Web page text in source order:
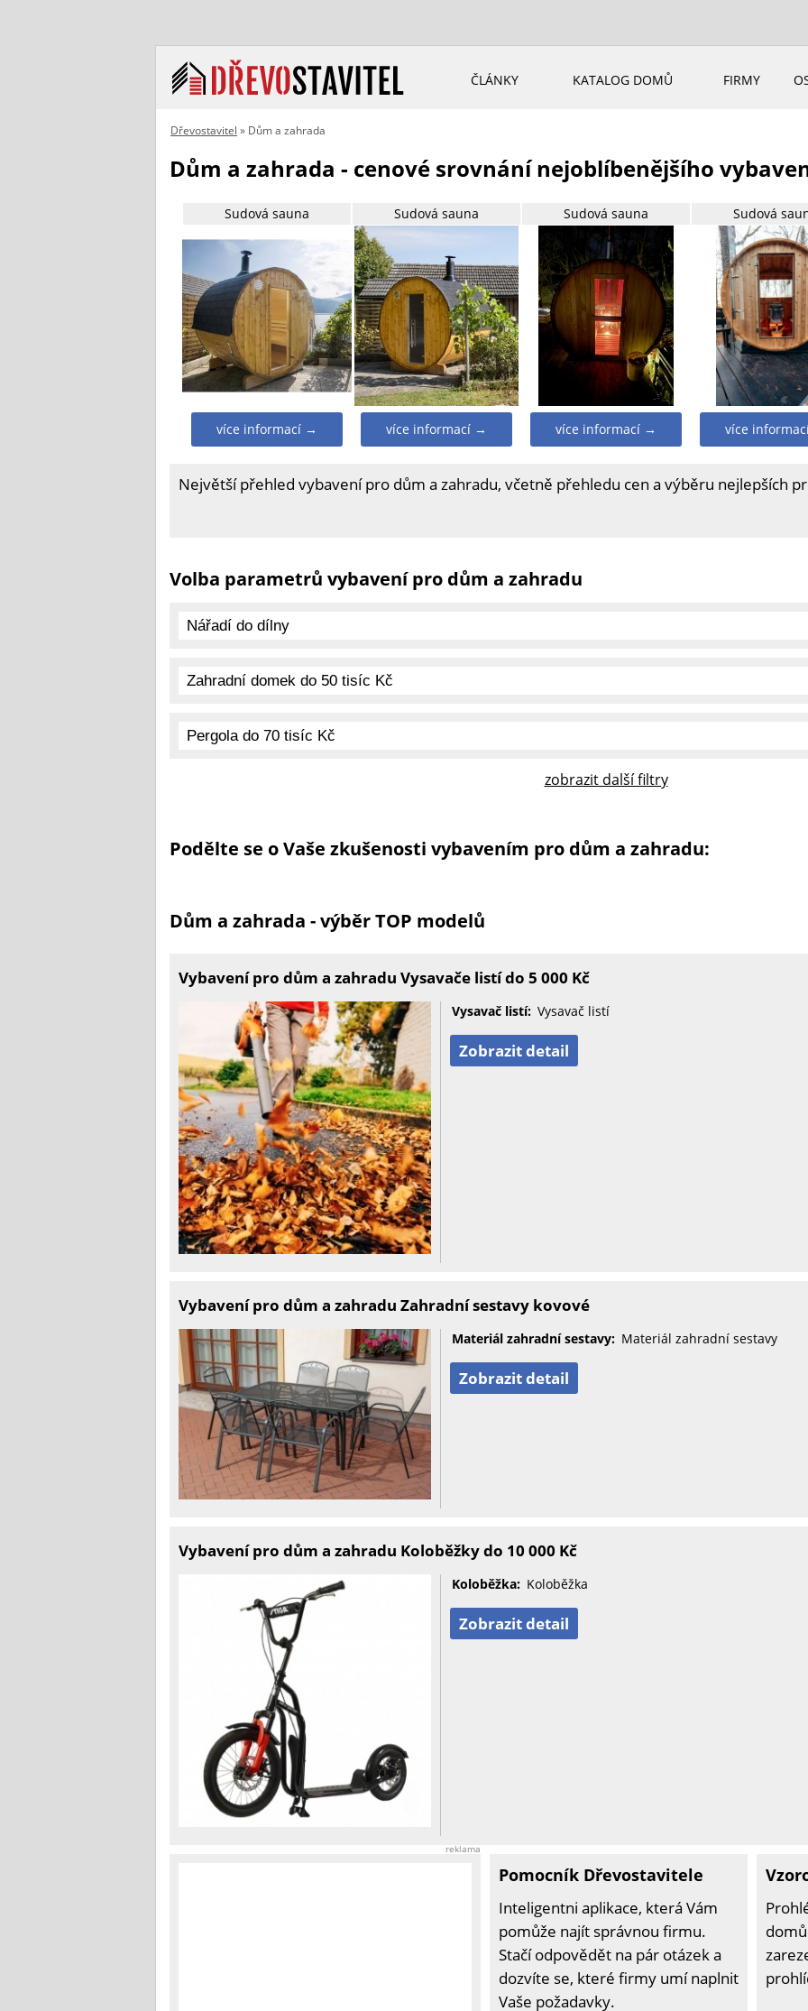
ČLÁNKY KATALOG DOMŮ FIRMY
Dřevostavitel » Dům a zahrada
Dům a zahrada - cenové srovnání nejoblíbenějšího
Sudová sauna
více informací →
Sudová sauna
více informací →
Sudová sauna
více informací →
Sudová
více
Největší přehled vybavení pro dům a zahradu, včetně přehledu cen a výběru nejlepších
Volba parametrů vybavení pro dům a zahradu
zobrazit další filtry
Podělte se o Vaše zkušenosti vybavením pro dům a zahradu:
Dům a zahrada - výběr TOP modelů
Vybavení pro dům a zahradu Vysavače listí do 5 000 Kč
Vysavač listí: Vysavač listí
Zobrazit detail
Vybavení pro dům a zahradu Zahradní sestavy kovové
Materiál zahradní sestavy: Materiál zahradní sestavy
Zobrazit detail
Vybavení pro dům a zahradu Koloběžky do 10 000 Kč
Koloběžka: Koloběžka
Zobrazit detail
reklama
Pomocník Dřevostavitele
Inteligentni aplikace, která Vám
pomůže najít správnou firmu.
Stačí odpovědět na pár otázek a
dozvíte se, které firmy umí naplnit
Vaše požadavky.